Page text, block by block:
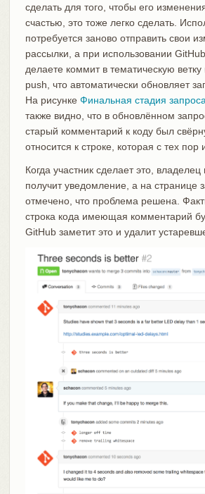
сделать для того, чтобы его
счастью, это тоже легко сделать.
потребуется заново отправить свои
рассылки, а при использовании
делаете коммит в тематическую ветку
push, что автоматически обновляет
На рисунке Финальная стадия
также видно, что в обновлённом
старый комментарий к коду был
относится к строке, которая с тех пор
Когда участник сделает это, владелец
получит уведомление, а на странице
отмечено, что проблема решена.
строка кода имеющая комментарий
GitHub заметит это и удалит